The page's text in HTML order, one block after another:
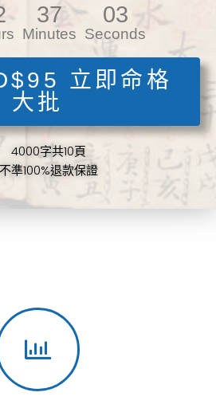
37
Minutes
02
Seconds
立即命格
大批
字共10頁
100%退款保證